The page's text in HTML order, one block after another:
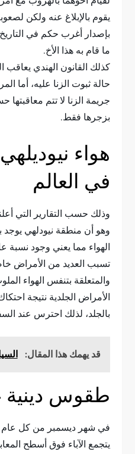
يقوم بالإبلاغ عنه ولكن
بإصدار أغرب حكم في
ما قام به هذا الأخ.
كذلك القانون الهندي
حالة ثبوت الزنا عليه، أما
جريمة الزنا لا تتم
بزجرها فقط.
هواء نيوديلهي
في العالم
وذلك حسب التقارير التي
وهو أن منطقة نيودلهي يوجد
الهواء مما يعني وجود نسبة
تسبب العديد من الأمراض
والمتعلقة بتنفس الهواء
الأمراض الجلدية نتيجة
بالجلد، لذلك احترس عند
قد يهمك هذا المقال:
طقوس دينية
في شهر ديسمبر من كل عام
يتجمع الآباء فوق أسطح